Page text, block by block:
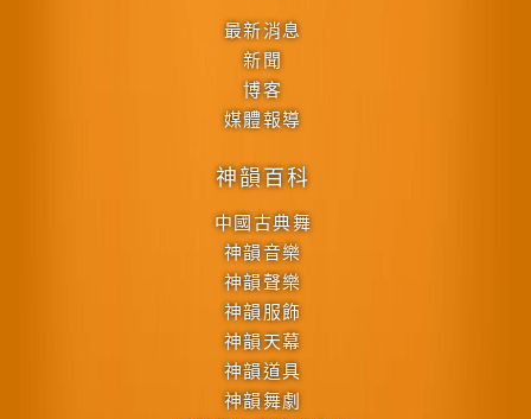
最新消息
新聞
博客
媒體報導
神韻百科
中國古典舞
神韻音樂
神韻聲樂
神韻服飾
神韻天幕
神韻道具
神韻舞劇